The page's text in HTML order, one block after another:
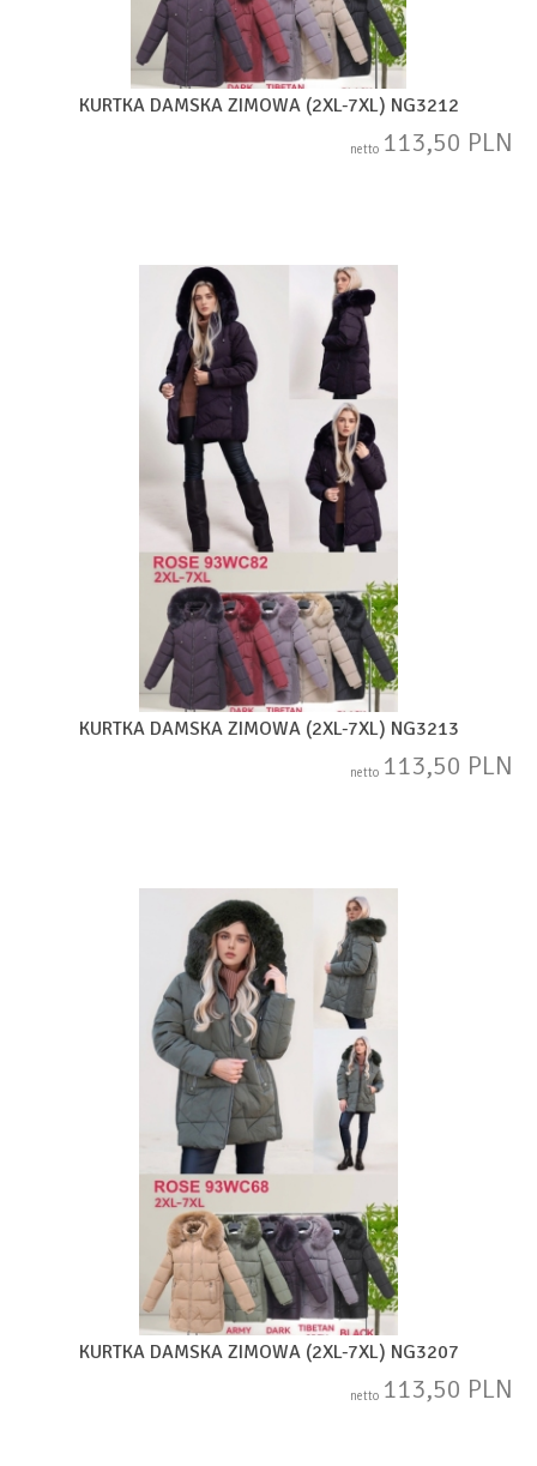
KURTKA DAMSKA ZIMOWA (2XL-7XL) NG3212
netto 113,50 PLN
KURTKA DAMSKA ZIMOWA (2XL-7XL) NG3213
netto 113,50 PLN
KURTKA DAMSKA ZIMOWA (2XL-7XL) NG3207
netto 113,50 PLN